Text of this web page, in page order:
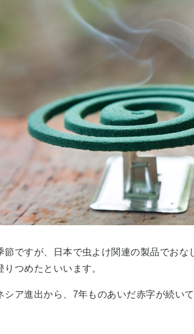
ですが、日本で虫よけ関連の製品でお
つめたといいます。
ア進出から、7年ものあいだ赤字が続い